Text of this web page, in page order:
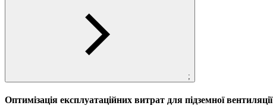
;
Оптимізація експлуатаційних витрат для підземної вентиляції